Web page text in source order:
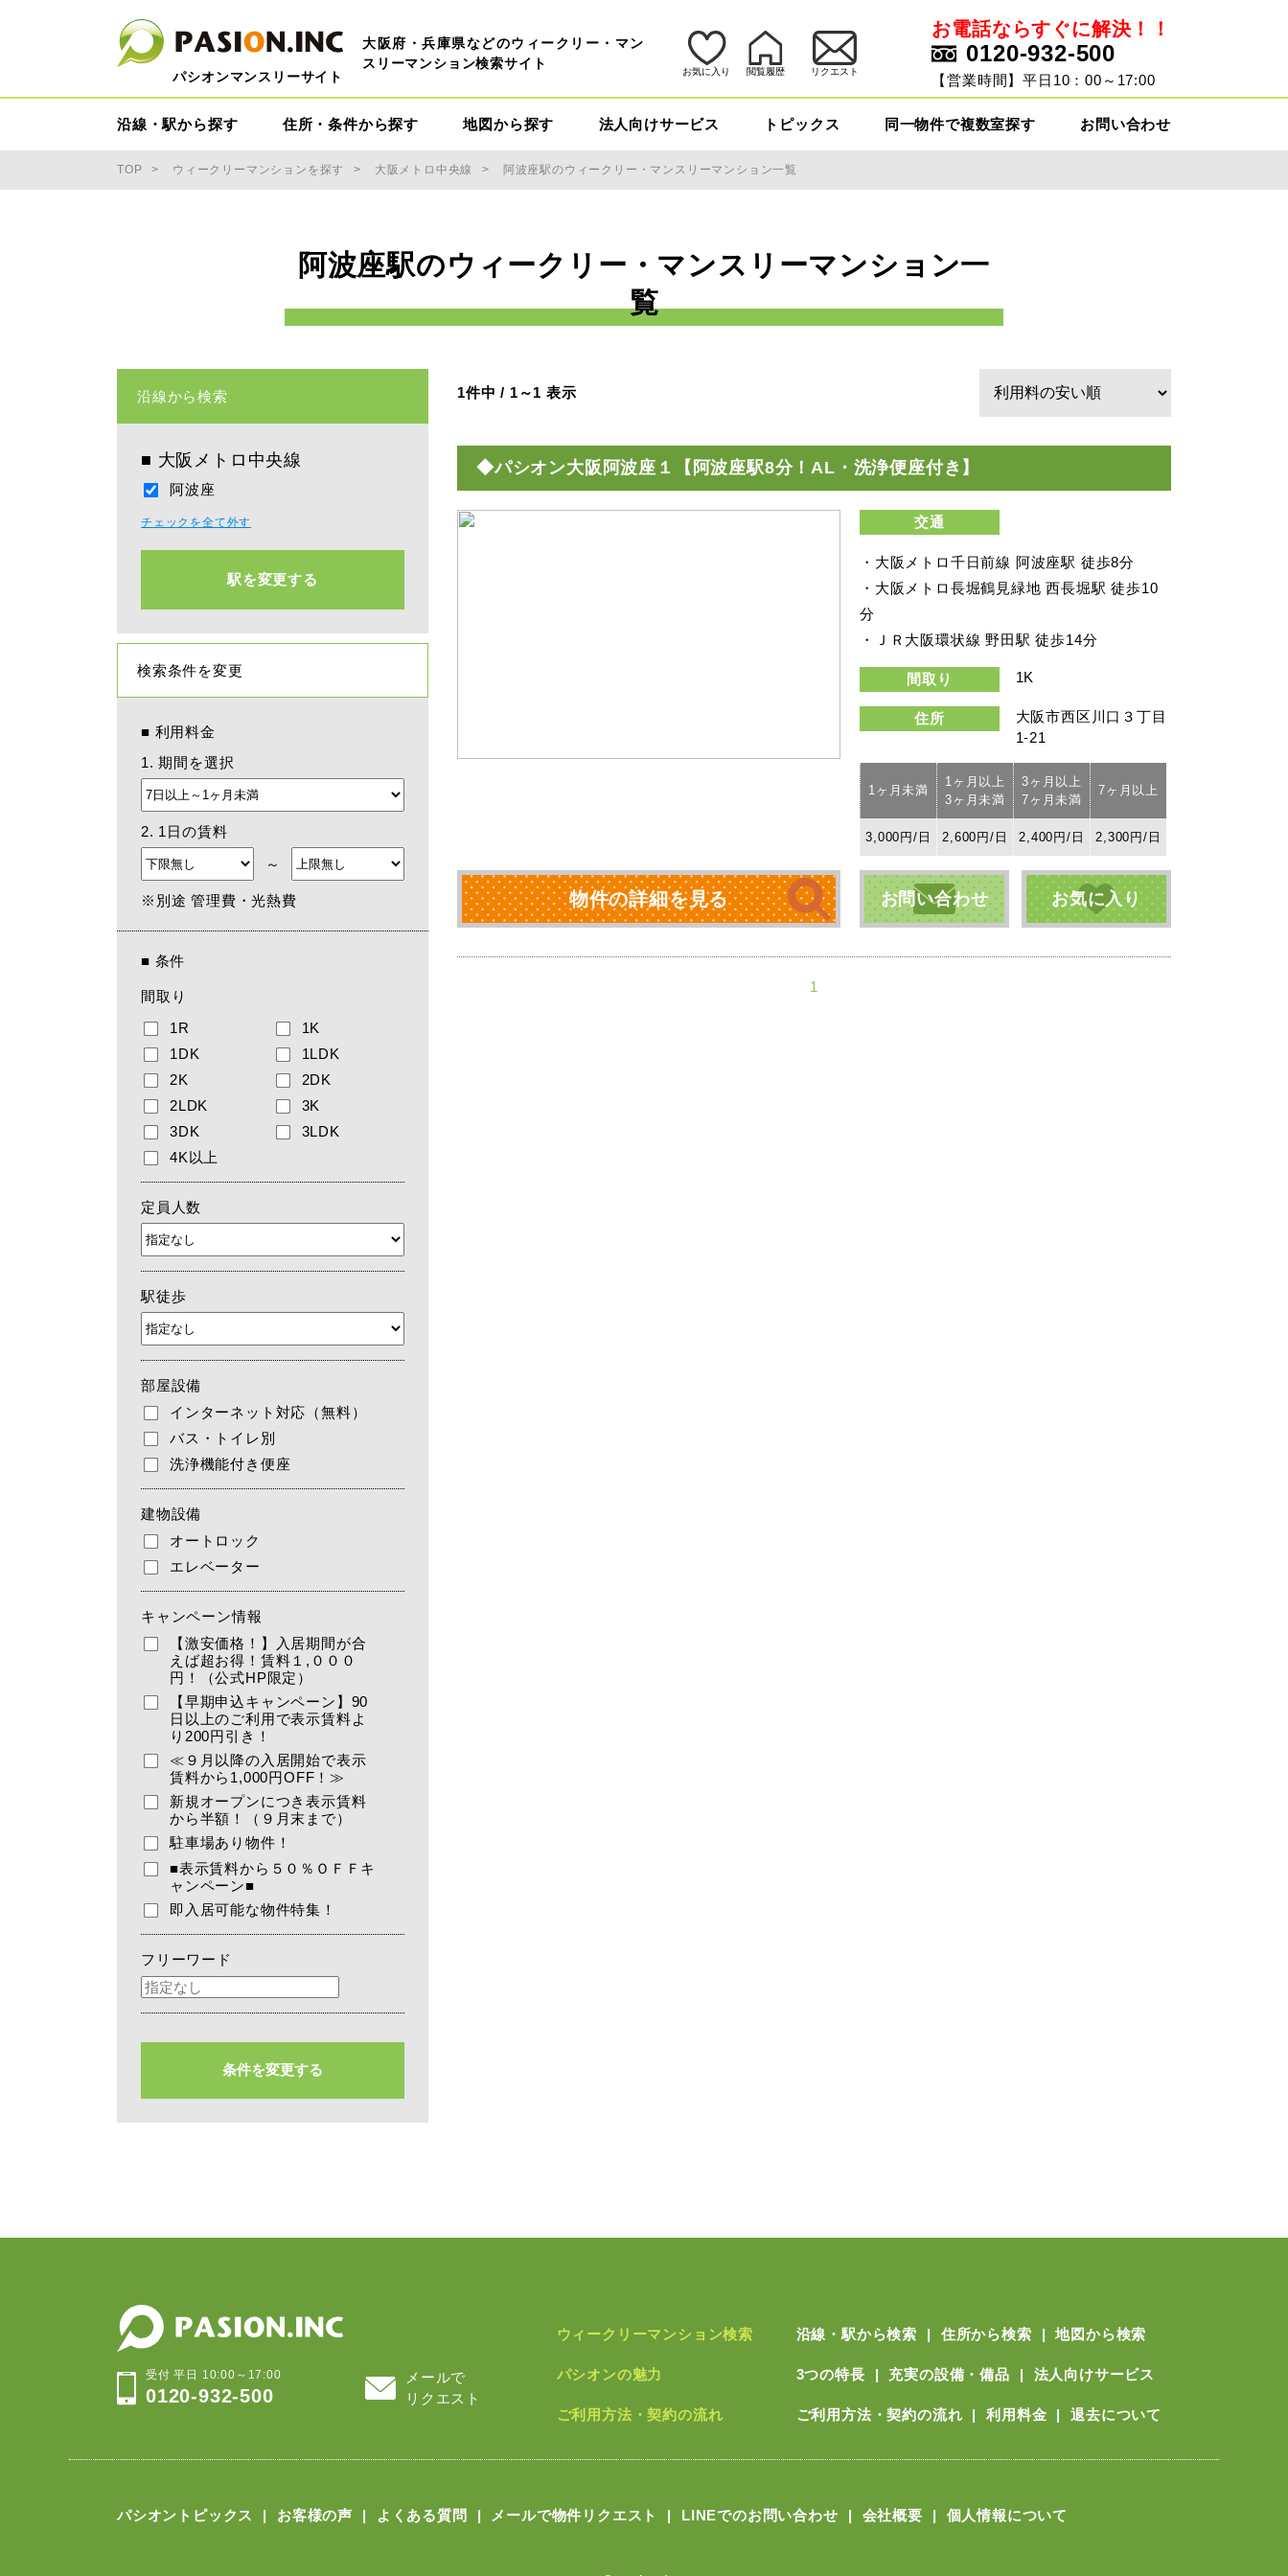
パシオンマンスリーサイト
大阪府・兵庫県などのウィークリー・マン
スリーマンション検索サイト
お気に入り 閲覧履歴 リクエスト
お電話ならすぐに解決！！
0120-932-500
【営業時間】平日10：00～17:00
沿線・駅から探す 住所・条件から探す 地図から探す 法人向けサービス トピックス 同一物件で複数室探す お問い合わせ
TOP ウィークリーマンションを探す 大阪メトロ中央線 阿波座駅のウィークリー・マンスリーマンション一覧
阿波座駅のウィークリー・マンスリーマンション一
覧
沿線から検索
■ 大阪メトロ中央線
阿波座
チェックを全て外す
駅を変更する
検索条件を変更
■ 利用料金
1. 期間を選択
2. 1日の賃料
～
※別途 管理費・光熱費
■ 条件
間取り
1R
1K
1DK
1LDK
2K
2DK
2LDK
3K
3DK
3LDK
4K以上
定員人数
駅徒歩
部屋設備
インターネット対応（無料）
バス・トイレ別
洗浄機能付き便座
建物設備
オートロック
エレベーター
キャンペーン情報
【激安価格！】入居期間が合
えば超お得！賃料１,０００
円！（公式HP限定）
【早期申込キャンペーン】90
日以上のご利用で表示賃料よ
り200円引き！
≪９月以降の入居開始で表示
賃料から1,000円OFF！≫
新規オープンにつき表示賃料
から半額！（９月末まで）
駐車場あり物件！
■表示賃料から５０％ＯＦＦキ
ャンペーン■
即入居可能な物件特集！
フリーワード
条件を変更する
1件中 / 1～1 表示
◆パシオン大阪阿波座１【阿波座駅8分！AL・洗浄便座付き】
交通
・大阪メトロ千日前線 阿波座駅 徒歩8分
・大阪メトロ長堀鶴見緑地 西長堀駅 徒歩10
分
・ＪＲ大阪環状線 野田駅 徒歩14分
間取り 1K
住所
大阪市西区川口３丁目
1-21
1ヶ月未満
1ヶ月以上
3ヶ月未満
3ヶ月以上
7ヶ月未満
7ヶ月以上
3,000円/日 2,600円/日 2,400円/日 2,300円/日
物件の詳細を見る お問い合わせ お気に入り
1
受付 平日 10:00～17:00
0120-932-500
メールで
リクエスト
ウィークリーマンション検索 沿線・駅から検索 住所から検索 地図から検索
パシオンの魅力 3つの特長 充実の設備・備品 法人向けサービス
ご利用方法・契約の流れ ご利用方法・契約の流れ 利用料金 退去について
パシオントピックス お客様の声 よくある質問 メールで物件リクエスト LINEでのお問い合わせ 会社概要 個人情報について